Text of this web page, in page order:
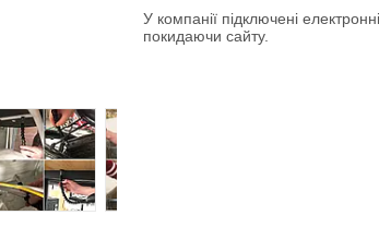
У компанії підключені
покидаючи сайту.